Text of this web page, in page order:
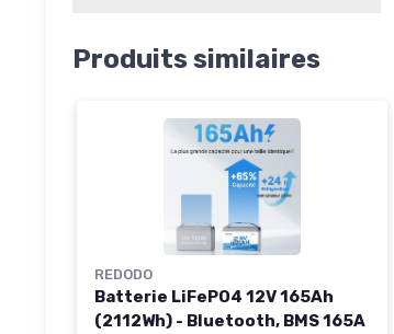
Produits similaires
REDODO
Batterie LiFePO4 12V 165Ah
(2112Wh) - Bluetooth, BMS 165A